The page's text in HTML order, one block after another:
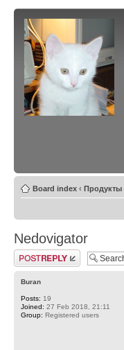
Board index ‹ Продукты
Nedovigator
Post a reply
Buran
Posts: 19
Joined: 27 Feb 2018, 21:11
Group: Registered users